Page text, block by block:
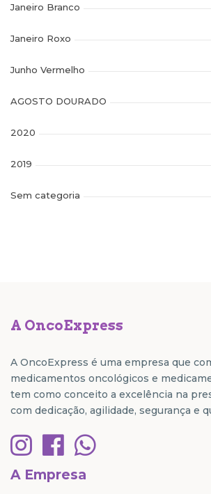
Janeiro Branco
Janeiro Roxo
Junho Vermelho
AGOSTO DOURADO
2020
2019
Sem categoria
A OncoExpress
A OncoExpress é uma empresa que
medicamentos oncológicos e
tem como conceito a excelência na
com dedicação, agilidade, segurança e
A Empresa